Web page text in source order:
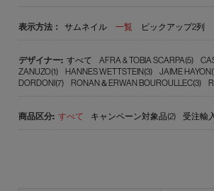
表示方法： サムネイル 一覧 ピックアップ2列
すべて AFRA & TOBIA SCARPA(5)
ZANUZO(1)
HANNES WETTSTEIN(3) JAIME
DORDONI(7)
RONAN＆ERWAN BOUROULLEC(3)
すべて キャンペーン対象品(2) 受注輸